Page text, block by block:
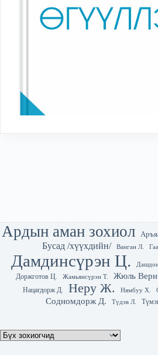
Ардын аман зохиол
Бусад /хүүхдийн/ Ванган Л.
Дамдинсүрэн Ц.
Доржготов Ц.
Жамьянсүрэн Т. Жюль Верн
Нацагдорж Д. Неру Ж. Нямбуу Х.
Содномдорж Д. Түдэв Л.